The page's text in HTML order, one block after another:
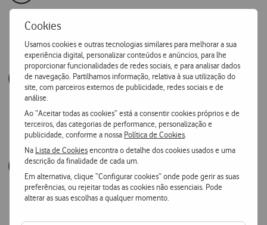
Cookies
Usamos cookies e outras tecnologias similares para melhorar a sua
experiência digital, personalizar conteúdos e anúncios, para lhe
proporcionar funcionalidades de redes sociais, e para analisar dados
de navegação. Partilhamos informação, relativa à sua utilização do
site, com parceiros externos de publicidade, redes sociais e de
análise.
Ao “Aceitar todas as cookies” está a consentir cookies próprios e de
terceiros, das categorias de performance, personalização e
publicidade, conforme a nossa Política de Cookies
Na Lista de Cookiesencontra o detalhe dos cookies usados e uma
descrição da finalidade de cada um.
Em alternativa, clique “Configurar cookies” onde pode gerir as suas
preferências, ou rejeitar todas as cookies não essenciais. Pode
alterar as suas escolhas a qualquer momento.
Entra no Vodafone Happy
Clica no banner do Vodafone Happy
Fica atento